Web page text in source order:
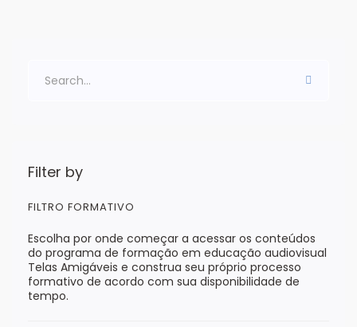
Filter by
FILTRO FORMATIVO
Escolha por onde começar a acessar os conteúdos
do programa de formação em educação audiovisual
Telas Amigáveis e construa seu próprio processo
formativo de acordo com sua disponibilidade de
tempo.